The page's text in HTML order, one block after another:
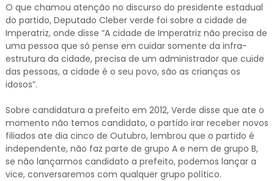
O que chamou atenção no discurso do presidente estadual
do partido, Deputado Cleber verde foi sobre a cidade de
Imperatriz, onde disse “A cidade de Imperatriz não precisa de
uma pessoa que só pense em cuidar somente da infra-
estrutura da cidade, precisa de um administrador que cuide
das pessoas, a cidade é o seu povo, são as crianças os
idosos”.
Sobre candidatura a prefeito em 2012, Verde disse que ate o
momento não temos candidato, o partido irar receber novos
filiados ate dia cinco de Outubro, lembrou que o partido é
independente, não faz parte de grupo A e nem de grupo B,
se não lançarmos candidato a prefeito, podemos lançar a
vice, conversaremos com qualquer grupo político.